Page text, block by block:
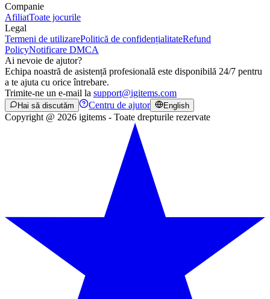
Companie
AfiliatToate jocurile
Legal
Termeni de utilizarePolitică de confidențialitateRefund
PolicyNotificare DMCA
Ai nevoie de ajutor?
Echipa noastră de asistență profesională este disponibilă 24/7 pentru
a te ajuta cu orice întrebare.
Trimite-ne un e-mail la support@igitems.com
Hai să discutăm Centru de ajutor English
Copyright @ 2026 igitems - Toate drepturile rezervate